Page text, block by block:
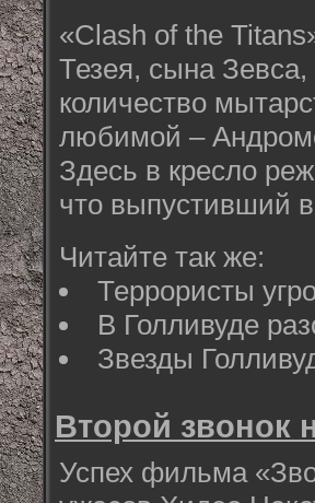
«Сlash of the
Тезея, сына
количество
любимой –
Здесь в кресло
что выпустивший
Читайте так же:
Террористы
В Голливуде
Звезды
Второй звонок
Успех фильма